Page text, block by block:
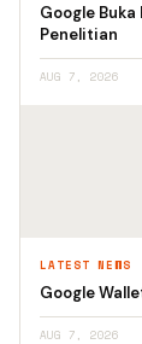
Google
Penelitian
AUG 7, 2026
LATEST NEWS
Google
AUG 7, 2026